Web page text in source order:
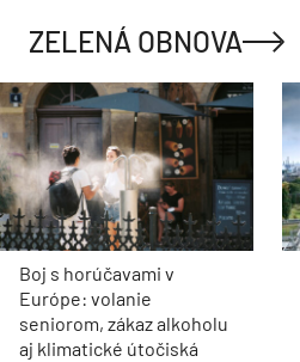
ZELENÁ OBNOVA
Boj s horúčavami v
Európe: volanie
seniorom, zákaz alkoholu
aj klimatické útočiská